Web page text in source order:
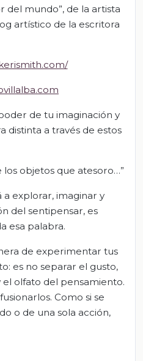
del mundo”, de la artista
artístico de la escritora
de tu imaginación y
distinta a través de estos
los objetos que atesoro…”
a explorar, imaginar y
del sentipensar, es
esa palabra.
de experimentar tus
es no separar el gusto,
el olfato del pensamiento.
Como si se
o de una sola acción,